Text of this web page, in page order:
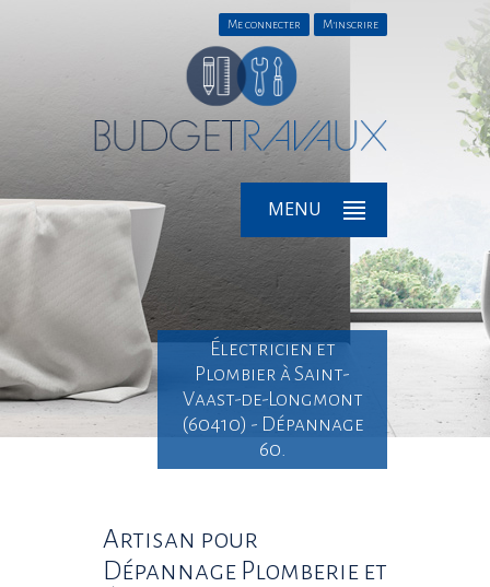
Me connecter M'inscrire
MENU
Électricien et
Plombier à Saint-
Vaast-de-Longmont
(60410) - Dépannage
60.
Artisan pour
Dépannage Plomberie et